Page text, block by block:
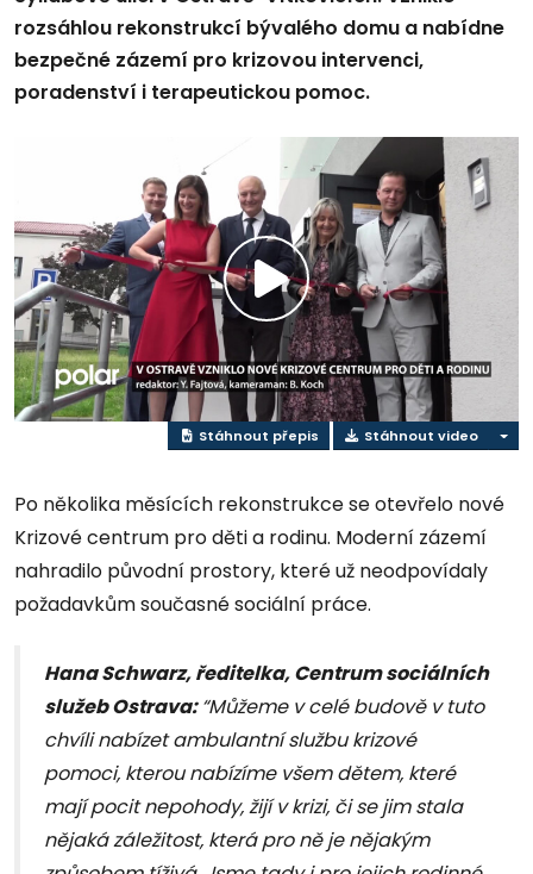
rozsáhlou rekonstrukcí bývalého domu a nabídne
bezpečné zázemí pro krizovou intervenci,
poradenství i terapeutickou pomoc.
Přehrát
video
Stáhnout přepis Stáhnout video
Po několika měsících rekonstrukce se otevřelo nové
Krizové centrum pro děti a rodinu. Moderní zázemí
nahradilo původní prostory, které už neodpovídaly
požadavkům současné sociální práce.
Hana Schwarz, ředitelka, Centrum sociálních
služeb Ostrava:“Můžeme v celé budově v tuto
chvíli nabízet ambulantní službu krizové
pomoci, kterou nabízíme všem dětem, které
mají pocit nepohody, žijí v krizi, či se jim stala
nějaká záležitost, která pro ně je nějakým